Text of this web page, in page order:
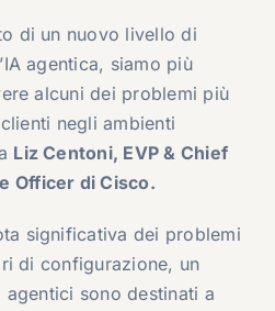
di un nuovo livello di
agentica, siamo più
alcuni dei problemi più
negli ambienti
Liz Centoni, EVP & Chief
Officer di Cisco.
significativa dei problemi
di configurazione, un
sono destinati a